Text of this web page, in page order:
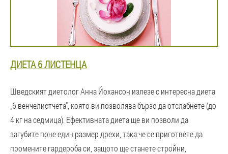
ДИЕТА 6 ЛИСТЕНЦА
Шведският диетолог Анна Йохансон излезе с интересна диета
„6 венчелистчета", която ви позволява бързо да отслабнете (до
4 кг на седмица). Ефективната диета ще ви позволи да
загубите поне един размер дрехи, така че се пригответе да
промените гардероба си, защото ще станете стройни,